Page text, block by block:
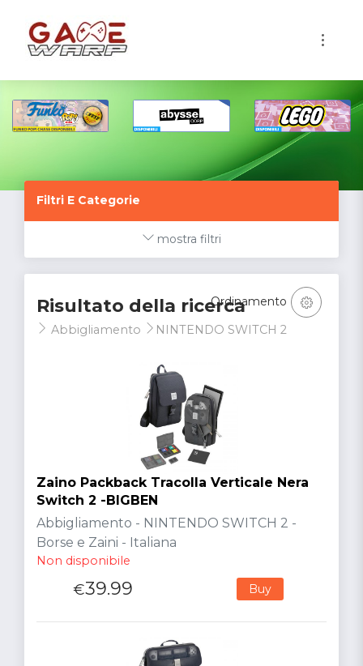
Filtri E Categorie
mostra filtri
Risultato della ricerca
Abbigliamento NINTENDO SWITCH 2
Ordinamento
Zaino Packback Tracolla Verticale Nera
Switch 2 -BIGBEN
Abbigliamento - NINTENDO SWITCH 2 -
Borse e Zaini - Italiana
Non disponibile
€39.99 Buy